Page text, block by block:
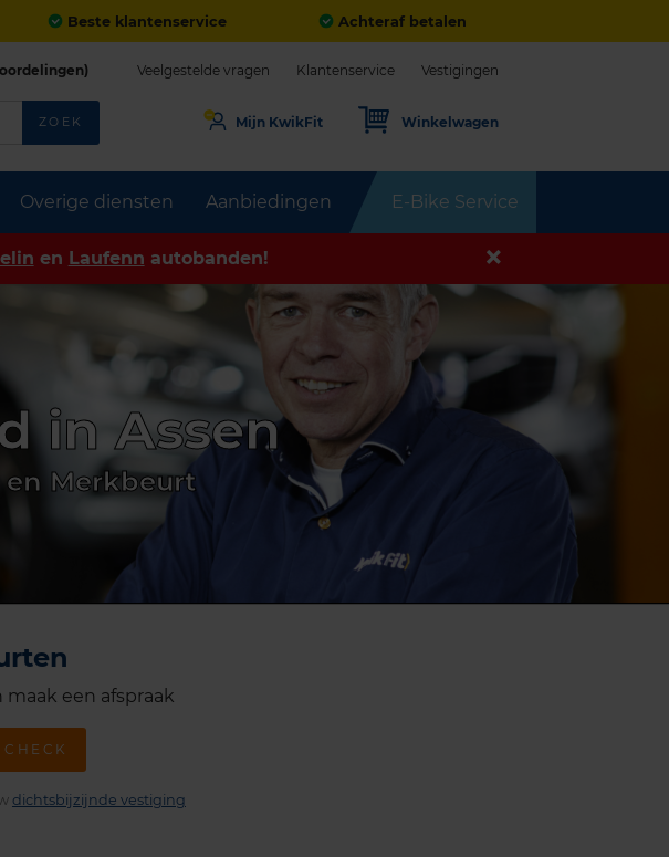
Beste klantenservice Achteraf betalen
Overige diensten Aanbiedingen E-Bike Service
Veelgestelde vragen Klantenservice Vestigingen
ZOEK Mijn KwikFit Winkelwagen
en Laufenn autobanden!
in Assen
Merkbeurt
een afspraak
CHECK
dichtsbijzijnde vestiging